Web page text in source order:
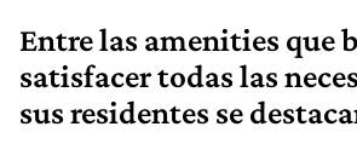
Entre las amenities que
satisfacer todas las
sus residentes se